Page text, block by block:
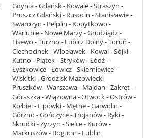
Gdynia - Gdańsk - Kowale - Straszyn -
Pruszcz Gdański - Rusocin - Stanisławie -
Swarożyn - Pelplin - Kopytkowo -
Warlubie - Nowe Marzy - Grudziądz -
Lisewo - Turzno - Lubicz Dolny - Toruń -
Ciechocinek - Włocławek - Kowal - Sójki -
Kutno - Piątek - Stryków - Łódź -
Łyszkowice - Łowicz - Skierniewice -
Wiskitki - Grodzisk Mazowiecki -
Pruszków - Warszawa - Majdan - Zakręt -
Góraszka - Wiązowna - Otwock - Ostrów -
Kołbiel - Lipówki - Mętne - Garwolin -
Górzno - Gończyce - Trojanów - Ryki -
Skrudki - Żyrzyn - Sielce - Kurów -
Markuszów - Bogucin - Lublin